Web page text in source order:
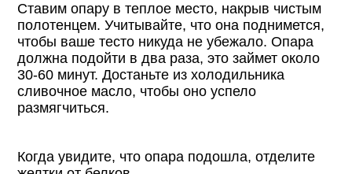
Ставим опару в теплое место, накрыв чистым
полотенцем. Учитывайте, что она поднимется,
чтобы ваше тесто никуда не убежало. Опара
должна подойти в два раза, это займет около
30-60 минут. Достаньте из холодильника
сливочное масло, чтобы оно успело
размягчиться.
Когда увидите, что опара подошла, отделите